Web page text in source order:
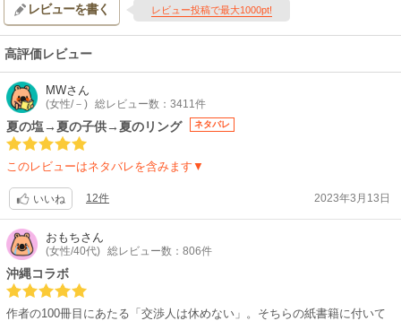
レビューを書く レビュー投稿で最大1000pt!
高評価レビュー
MWさん
(女性/－) 総レビュー数：3411件
夏の塩→夏の子供→夏のリング ネタバレ
このレビューはネタバレを含みます▼
いいね 12件 2023年3月13日
おもちさん
(女性/40代) 総レビュー数：806件
沖縄コラボ
作者の100冊目にあたる「交渉人は休めない」。そちらの紙書籍に付いて